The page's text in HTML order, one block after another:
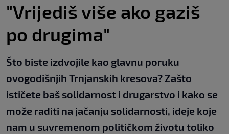
"Vrijediš više ako gaziš
po drugima"
Što biste izdvojile kao glavnu poruku
ovogodišnjih Trnjanskih kresova? Zašto
ističete baš solidarnost i drugarstvo i kako se
može raditi na jačanju solidarnosti, ideje koje
nam u suvremenom političkom životu toliko